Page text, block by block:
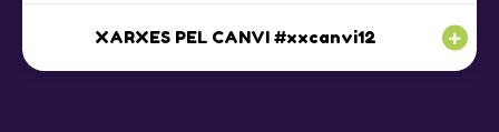
XARXES PEL CANVI #xxcanvi12